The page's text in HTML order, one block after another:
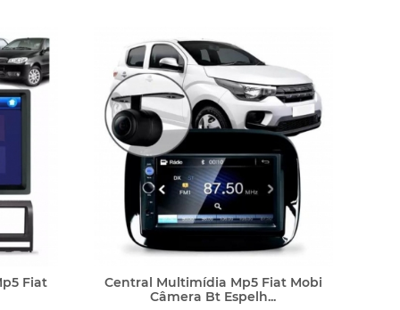
ULTRALED S17X H4 6500K 5500
LUMENS 9-32V